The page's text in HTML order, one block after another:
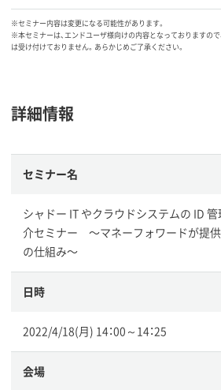
※セミナー内容は変更になる可能性があります。
※本セミナーは、エンドユーザ様向けの内容となっておりますの
は受け付けておりません。あらかじめご了承ください。
詳細情報
セミナー名
シャドー IT やクラウドシステムの ID
介セミナー 〜マネーフォワードが提供
の仕組み〜
日時
2022/4/18(月) 14：00～14：25
会場